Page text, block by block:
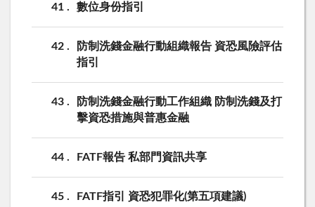
41 數位身份指引
42
防制洗錢金融行動組織報告 資恐風險評估
指引
43
防制洗錢金融行動工作組織 防制洗錢及打
擊資恐措施與普惠金融
44 FATF報告 私部門資訊共享
45 FATF指引 資恐犯罪化(第五項建議)